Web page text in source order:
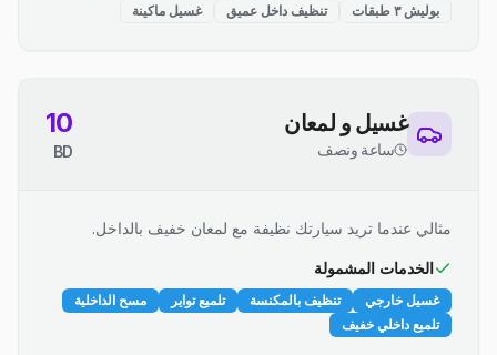
بوليش ٣ طبقات
تنظيف داخل عميق غسيل ماكينة
غسيل و لمعان
ساعة ونصف
10
BD
مثالي عندما تريد سيارتك نظيفة مع لمعان خفيف بالداخل.
الخدمات المشمولة
غسيل خارجي تنظيف بالمكنسة تلميع تواير
مسح الداخلية
تلميع داخلي خفيف